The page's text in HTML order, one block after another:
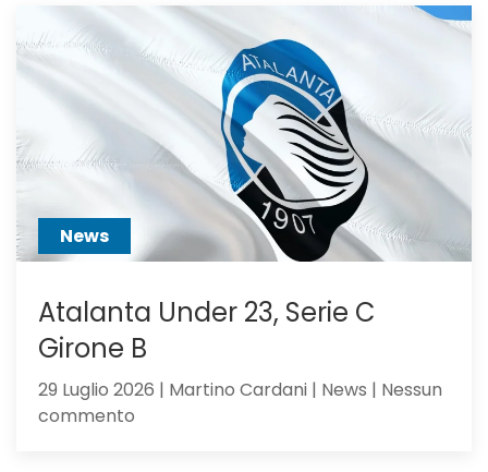
alla
Juventus:
Dea,
non
hai
creduto
abbastanza?
News
Atalanta Under 23, Serie C
Girone B
29 Luglio 2026 | Martino Cardani | News | Nessun
commento